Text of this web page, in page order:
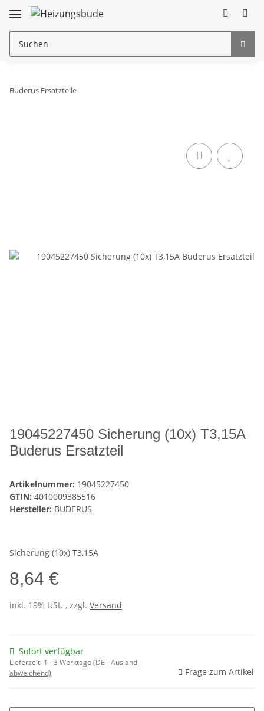
Buderus Ersatzteile
19045227450 Sicherung (10x) T3,15A
Buderus Ersatzteil
Artikelnummer: 19045227450
GTIN: 4010009385516
Hersteller: BUDERUS
Sicherung (10x) T3,15A
8,64 €
inkl. 19% USt. , zzgl. Versand
Sofort verfügbar
Lieferzeit: 1 - 3 Werktage (DE - Ausland
abweichend)
Frage zum Artikel